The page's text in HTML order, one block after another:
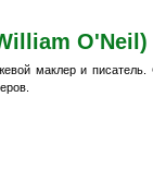
O'Neil)
маклер и